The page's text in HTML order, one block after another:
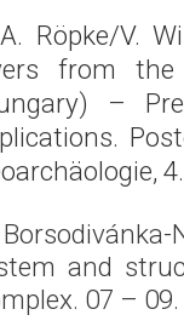
A. Röpke/V.
from the
–
and
07 –